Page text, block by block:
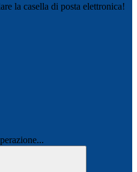
la casella di posta elettronica!